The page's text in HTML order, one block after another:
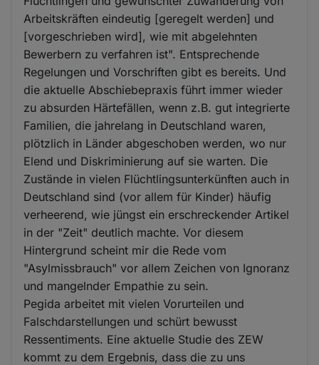
Arbeitskräften eindeutig [geregelt werden] und
[vorgeschrieben wird], wie mit abgelehnten
Bewerbern zu verfahren ist". Entsprechende
Regelungen und Vorschriften gibt es bereits. Und
die aktuelle Abschiebepraxis führt immer wieder
zu absurden Härtefällen, wenn z.B. gut integrierte
Familien, die jahrelang in Deutschland waren,
plötzlich in Länder abgeschoben werden, wo nur
Elend und Diskriminierung auf sie warten. Die
Zustände in vielen Flüchtlingsunterkünften auch in
Deutschland sind (vor allem für Kinder) häufig
verheerend, wie jüngst ein erschreckender Artikel
in der "Zeit" deutlich machte. Vor diesem
Hintergrund scheint mir die Rede vom
"Asylmissbrauch" vor allem Zeichen von Ignoranz
und mangelnder Empathie zu sein.
Pegida arbeitet mit vielen Vorurteilen und
Falschdarstellungen und schürt bewusst
Ressentiments. Eine aktuelle Studie des ZEW
kommt zu dem Ergebnis, dass die zu uns